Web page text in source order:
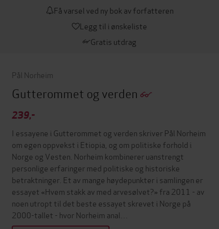
Få varsel ved ny bok av forfatteren
Legg til i ønskeliste
Gratis utdrag
Pål Norheim
Gutterommet og verden
239,-
I essayene i Gutterommet og verden skriver Pål Norheim
om egen oppvekst i Etiopia, og om politiske forhold i
Norge og Vesten. Norheim kombinerer uanstrengt
personlige erfaringer med politiske og historiske
betraktninger. Et av mange høydepunkter i samlingen er
essayet «Hvem stakk av med arvesølvet?» fra 2011 - av
noen utropt til det beste essayet skrevet i Norge på
2000-tallet - hvor Norheim anal…